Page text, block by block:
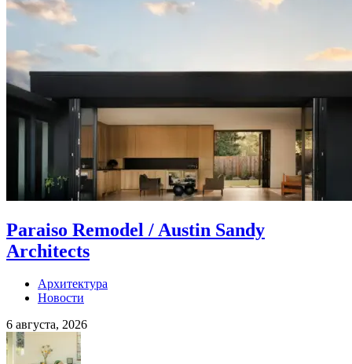
Paraiso Remodel / Austin Sandy
Architects
Архитектура
Новости
6 августа, 2026